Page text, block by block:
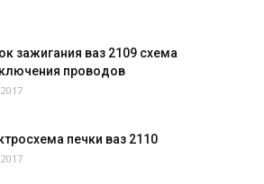
зажигания ваз 2109 схема
проводов
печки ваз 2110